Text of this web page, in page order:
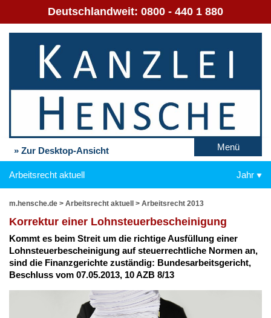
Deutschlandweit: 0800 - 440 1 880
» Zur Desktop-Ansicht Menü
Arbeitsrecht aktuell Jahr
m.hensche.de > Arbeitsrecht aktuell > Arbeitsrecht 2013
Kor­rek­tur ei­ner Lohn­steu­er­be­schei­ni­gung
Kommt es beim Streit um die rich­ti­ge Aus­fül­lung ei­ner
Lohn­steu­er­be­schei­ni­gung auf steu­er­recht­li­che Nor­men an,
sind die Fi­nanz­ge­rich­te zu­stän­dig: Bun­des­ar­beits­ge­richt,
Be­schluss vom 07.05.2013, 10 AZB 8/13